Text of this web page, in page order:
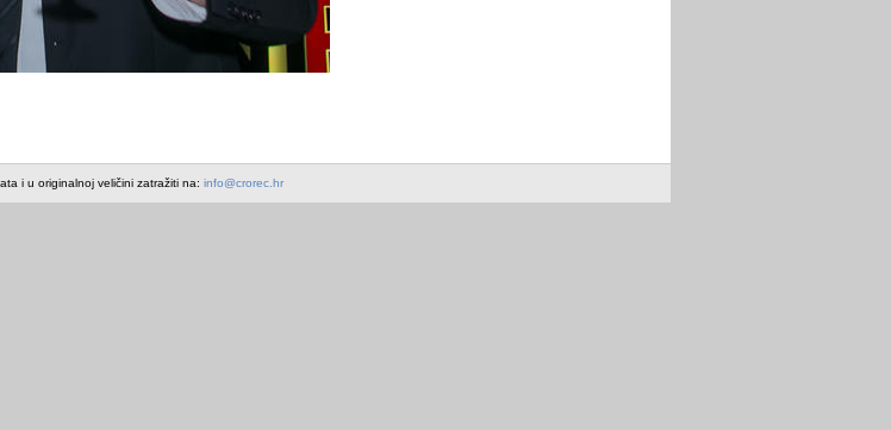
i u originalnoj veličini zatražiti na: info@crorec.hr